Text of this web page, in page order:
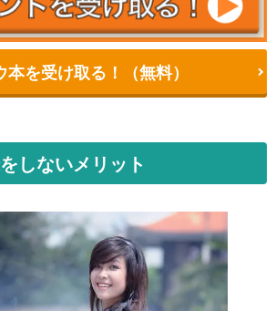
本を受け取る！（無料）
しないメリット